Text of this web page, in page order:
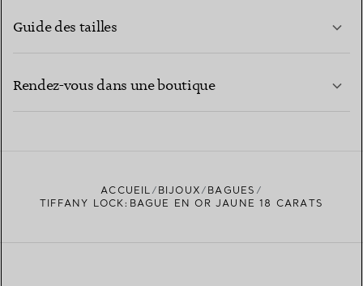
Guide des tailles
Rendez-vous dans une boutique
TROUVEZ LA BOUTIQUE LA PLUS PROCHE
ACCUEIL BIJOUX
BAGUES
TIFFANY LOCK:BAGUE EN OR JAUNE 18 CARATS